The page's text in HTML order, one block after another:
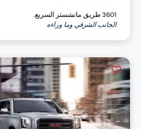
3601 طريق مانشستر السريع.
الجانب الشرقي وما وراءه